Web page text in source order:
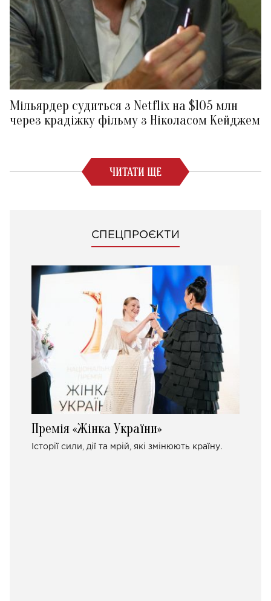
Мільярдер судиться з Netflix на $105 млн
через крадіжку фільму з Ніколасом Кейджем
ЧИТАТИ ЩЕ
СПЕЦПРОЄКТИ
Премія «Жінка України»
Історії сили, дії та мрій, які змінюють країну.